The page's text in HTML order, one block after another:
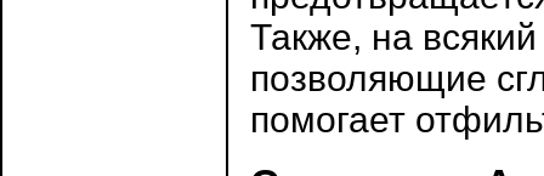
Также, на
позволяющие
помогает